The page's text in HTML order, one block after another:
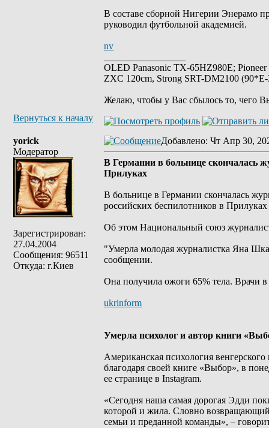
В составе сборной Нигерии Энерамо
руководил футбольной академией.
nv
OLED Panasonic TX-65HZ980E;
ZXC 120cm, Strong SRT-DM2100
Желаю, чтобы у Вас сбылось то, чего
Вернуться к началу
yorick
Модератор
Зарегистрирован:
27.04.2004
Сообщения: 96511
Откуда: г.Киев
Добавлено: Чт Апр 30,
В Германии в больнице скончалась
Прилуках
В больнице в Германии скончалась
российских беспилотников в
Oб этом Национальный союз
"Умерла молодая журналистка Яна
сообщении.
Она получила ожоги 65% тела. Врачи
ukrinform
Умерла психолог и автор книги
Американская психология
благодаря своей книге «Выбор», в
ее странице в Instagram.
«Сегодня наша самая дорогая Эдди
которой и жила. Словно
семьи и преданной команды», –